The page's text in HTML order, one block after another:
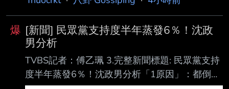
爆 [新聞] 民眾黨支持度半年蒸發6％！沈政
男分析
TVBS記者：傅乙珮 3.完整新聞標題: 民眾黨支持
度半年蒸發6％！沈政男分析「1原因」：都倒向